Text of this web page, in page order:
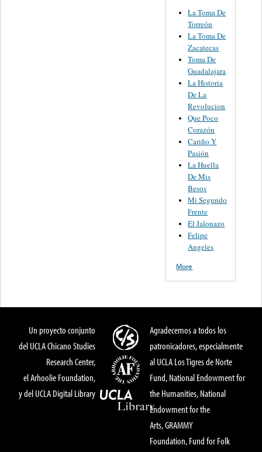
La Toma De
Torreón
La Toma De
Zacatecas
Toma De
Guadalajara
La Historia
De La
Revolucion
Que Poco
Corazón
Cariño Y
Pasión
La Huella
De Mis
Besos
Mi Segundo
Frente
El Jalonazo
Felipe
Angeles
More
Un proyecto conjunto
del UCLA Chicano Studies
Research Center,
el Arhoolie Foundation,
y del UCLA Digital Library
Agradecemos a todos los
patronicadores, especialmente
al UCLA Los Tigres de Norte
Fund, National Endowment for
the Humanities, National
Endowment for the
Arts, GRAMMY
Foundation, Fund for Folk